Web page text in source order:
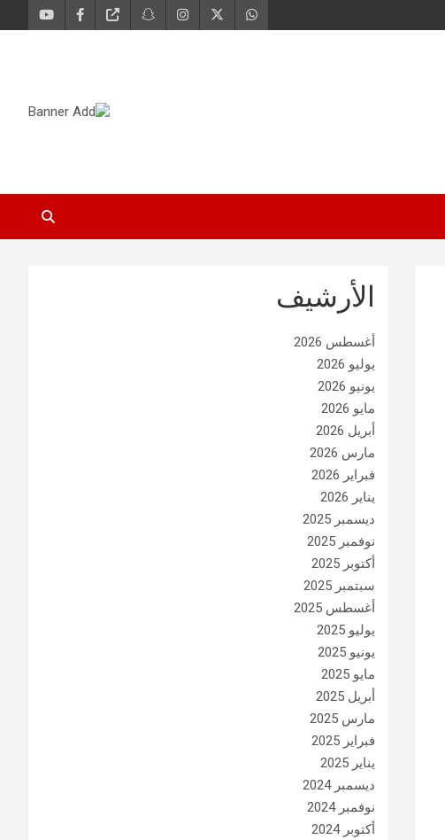
الأرشيف
أغسطس 2026
يوليو 2026
يونيو 2026
مايو 2026
أبريل 2026
مارس 2026
فبراير 2026
يناير 2026
ديسمبر 2025
نوفمبر 2025
أكتوبر 2025
سبتمبر 2025
أغسطس 2025
يوليو 2025
يونيو 2025
مايو 2025
أبريل 2025
مارس 2025
فبراير 2025
يناير 2025
ديسمبر 2024
نوفمبر 2024
أكتوبر 2024